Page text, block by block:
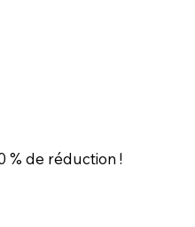
% de réduction !